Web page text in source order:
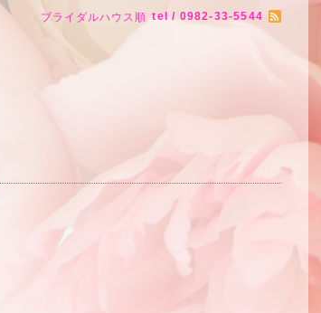
ブライダルハウス順 tel / 0982-33-5544